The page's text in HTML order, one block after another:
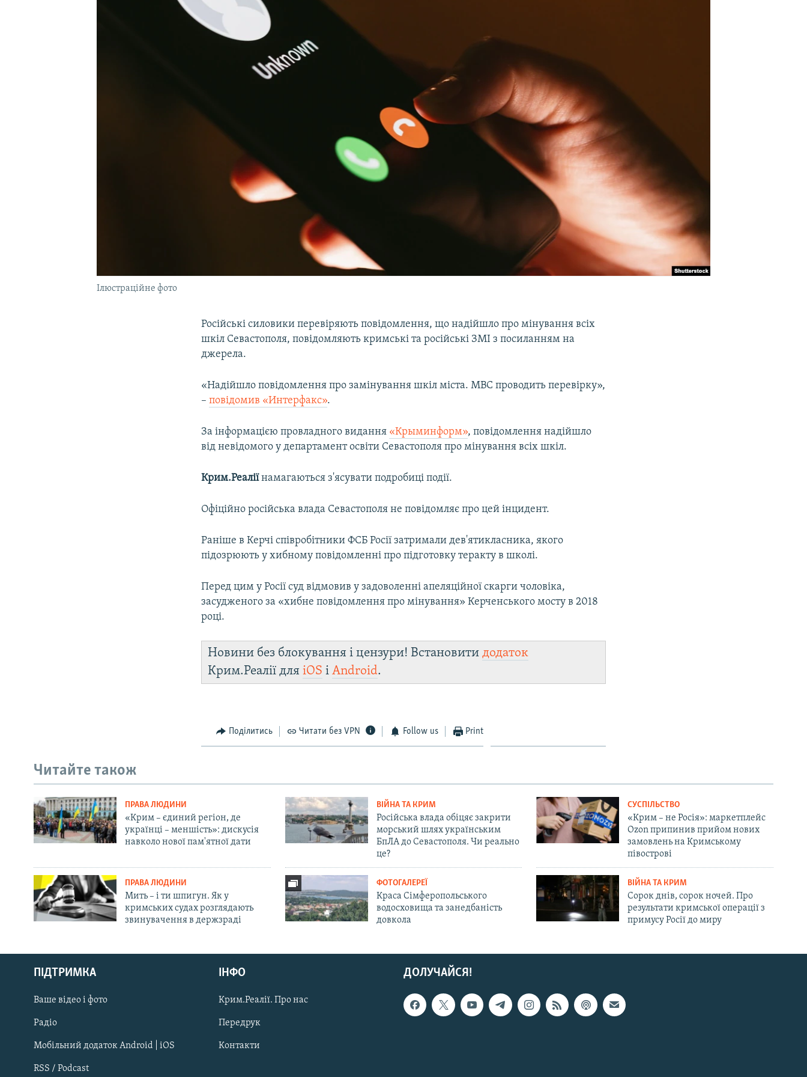
Русский
Qırımtatar
ДОЛУЧАЙСЯ!
Ілюстраційне фото
Російські силовики перевіряють повідомлення, що надійшло про мінування всіх
шкіл Севастополя, повідомляють кримські та російські ЗМІ з посиланням на
джерела.
«Надійшло повідомлення про замінування шкіл міста. МВС проводить перевірку»,
–повідомив «Интерфакс».
За інформацією провладного видання «Крыминформ», повідомлення надійшло
від невідомого у департамент освіти Севастополя про мінування всіх шкіл.
Крим.Реаліїнамагаються з'ясувати подробиці події.
Офіційно російська влада Севастополя не повідомляє про цей інцидент.
Раніше в Керчі співробітники ФСБ Росії затримали дев'ятикласника, якого
підозрюють у хибному повідомленні про підготовку теракту в школі.
Перед цим у Росії суд відмовив у задоволенні апеляційної скарги чоловіка,
засудженого за «хибне повідомлення про мінування» Керченського мосту в 2018
році.
Новини без блокування і цензури! Встановитидодаток
Крим.Реалії дляiOS іAndroid.
Поділитись Читати без VPN Follow us Print
Читайте також
ПРАВА ЛЮДИНИ
«Крим – єдиний регіон, де
українці – меншість»: дискусія
навколо нової пам'ятної дати
ВІЙНА ТА КРИМ
Російська влада обіцяє закрити
морський шлях українським
БпЛА до Севастополя. Чи реально
це?
СУСПІЛЬСТВО
«Крим – не Росія»: маркетплейс
Ozon припинив прийом нових
замовлень на Кримському
півострові
ПРАВА ЛЮДИНИ
Мить – і ти шпигун. Як у
кримських судах розглядають
звинувачення в держзраді
ФОТОГАЛЕРЕЇ
Краса Сімферопольського
водосховища та занедбаність
довкола
ВІЙНА ТА КРИМ
Сорок днів, сорок ночей. Про
результати кримської операції з
примусу Росії до миру
ДОЛУЧАЙСЯ!
ПІДТРИМКА
Ваше відео і фото
Радіо
Мобільний додаток Android | iOS
RSS / Podcast
ІНФО
Крим.Реалії. Про нас
Передрук
Контакти